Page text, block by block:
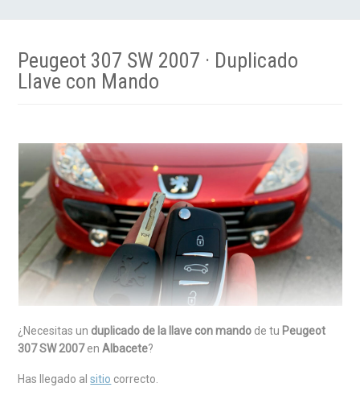
Peugeot 307 SW 2007 · Duplicado
Llave con Mando
¿Necesitas un duplicado de la llave con mando de tu Peugeot
307 SW 2007enAlbacete?
Has llegado alsitio correcto.